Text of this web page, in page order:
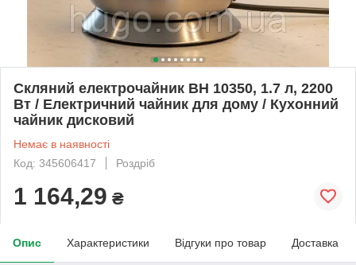
Скляний електрочайник BH 10350, 1.7 л, 2200
Вт / Електричний чайник для дому / Кухонний
чайник дисковий
Немає в наявності
Код: 345606417
Роздріб
1 164,29 ₴
Опис Характеристики Відгуки про товар Доставка